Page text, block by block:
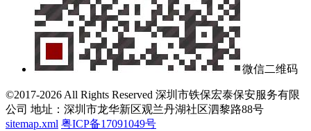
微信二维码
©2017-2026 All Rights Reserved 深圳市铁保宏泰保安服务有限
公司 地址：深圳市龙华新区观兰丹湖社区泗黎路88号
sitemap.xml 粤ICP备17091049号